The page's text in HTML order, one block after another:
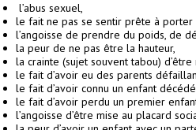
l’abus sexuel,
le fait ne pas se sentir prête à porter
l’angoisse de prendre du poids, de
la peur de ne pas être la hauteur,
la crainte (sujet souvent tabou)
le fait d’avoir eu des parents
le fait d’avoir connu un enfant
le fait d’avoir perdu un premier
l’angoisse d’être mise au placard